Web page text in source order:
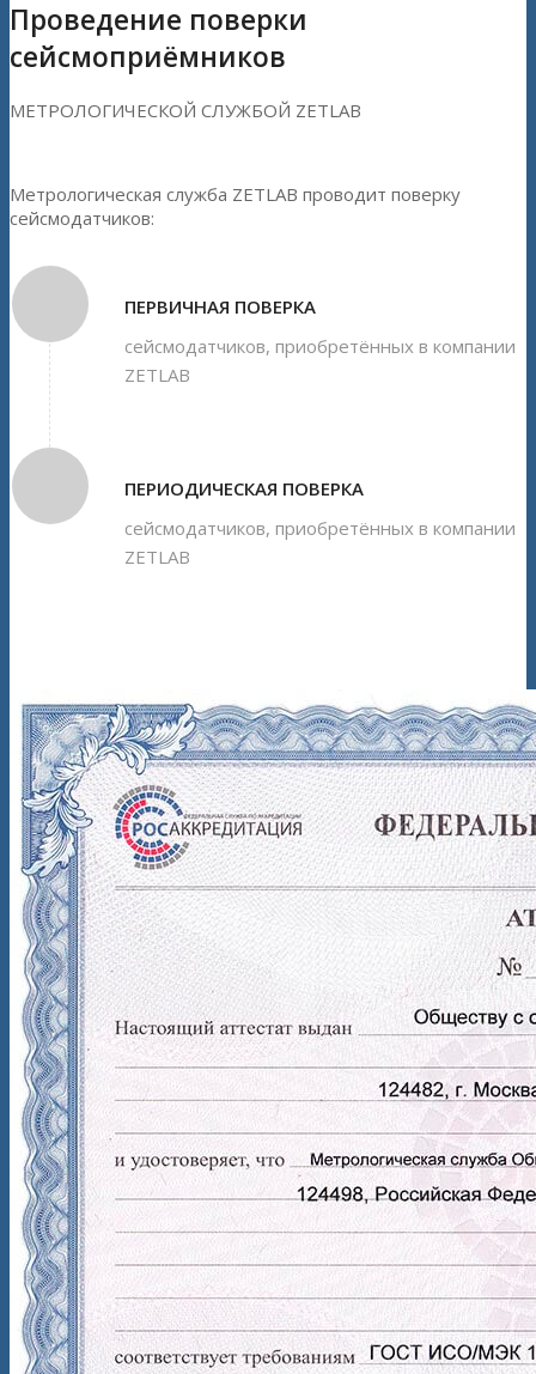
Проведение поверки
сейсмоприёмников
МЕТРОЛОГИЧЕСКОЙ СЛУЖБОЙ ZETLAB
Метрологическая служба ZETLAB проводит поверку
сейсмодатчиков:
ПЕРВИЧНАЯ ПОВЕРКА
сейсмодатчиков, приобретённых в компании
ZETLAB
ПЕРИОДИЧЕСКАЯ ПОВЕРКА
сейсмодатчиков, приобретённых в компании
ZETLAB